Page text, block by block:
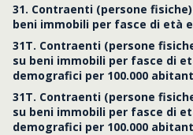
31. Contraenti (persone
beni immobili per fasce di età
31T. Contraenti (persone
su beni immobili per fasce di
demografici per 100.000
31T. Contraenti (persone
su beni immobili per fasce di
demografici per 100.000